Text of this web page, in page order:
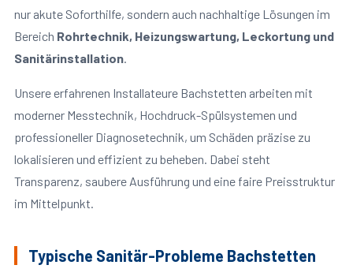
nur akute Soforthilfe, sondern auch nachhaltige Lösungen im
Bereich Rohrtechnik, Heizungswartung, Leckortung und
Sanitärinstallation.
Unsere erfahrenen Installateure Bachstetten arbeiten mit
moderner Messtechnik, Hochdruck-Spülsystemen und
professioneller Diagnosetechnik, um Schäden präzise zu
lokalisieren und effizient zu beheben. Dabei steht
Transparenz, saubere Ausführung und eine faire Preisstruktur
im Mittelpunkt.
Typische Sanitär-Probleme Bachstetten